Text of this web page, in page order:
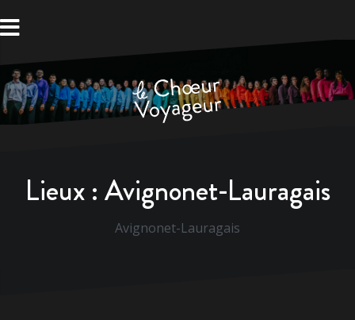
au
Lieux :Avignonet-Lauragais
Avignonet-Lauragais